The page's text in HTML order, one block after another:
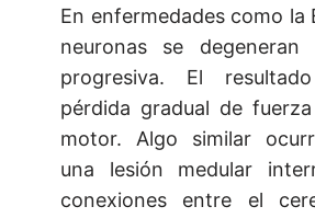
En enfermedades como la
neuronas se
progresiva. El
pérdida gradual de
motor. Algo similar
una lesión medular
conexiones entre el